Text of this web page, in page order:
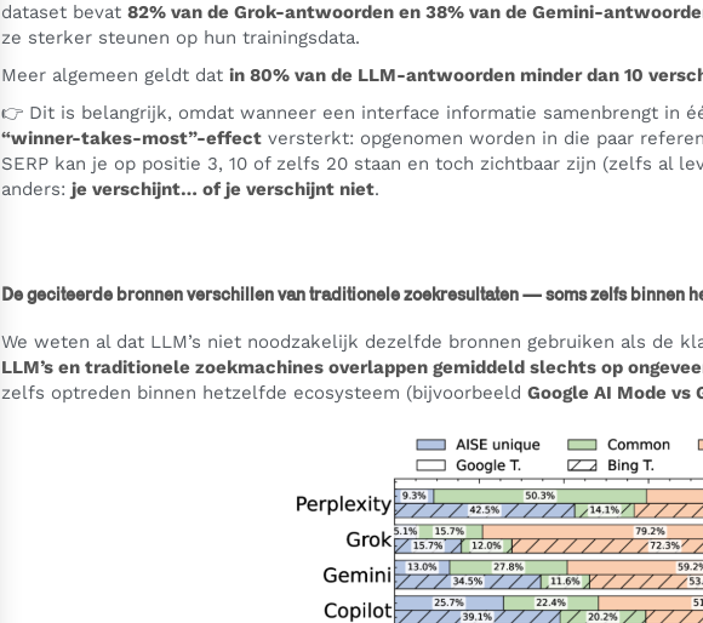
dataset bevat82% van de Grok-antwoorden en 38% van de Gemini-
ze sterker steunen op hun trainingsdata.
Meer algemeen geldt datin 80% van de LLM-antwoorden minder dan 10
👉 Dit is belangrijk, omdat wanneer een interface informatie samenbrengt in
“winner-takes-most”-effect versterkt: opgenomen worden in die paar
SERP kan je op positie 3, 10 of zelfs 20 staan en toch zichtbaar zijn (zelfs al
anders:je verschijnt… of je verschijnt niet.
De geciteerde bronnen verschillen van traditionele zoekresultaten — soms zelfs binnen
We weten al dat LLM’s niet noodzakelijk dezelfde bronnen gebruiken als de
LLM’s en traditionele zoekmachines overlappen gemiddeld slechts op
zelfs optreden binnen hetzelfde ecosysteem (bijvoorbeeldGoogle AI Mode vs